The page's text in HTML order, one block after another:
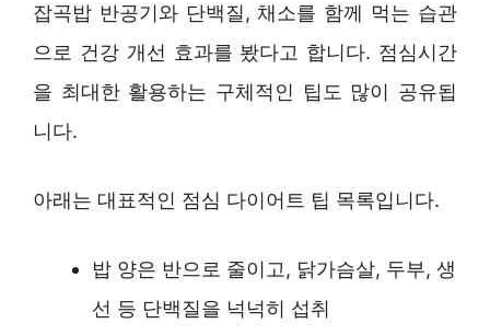
잡곡밥 반공기와 단백질, 채소를 함께 먹는 습관
으로 건강 개선 효과를 봤다고 합니다. 점심시간
을 최대한 활용하는 구체적인 팁도 많이 공유됩
니다.
아래는 대표적인 점심 다이어트 팁 목록입니다.
밥 양은 반으로 줄이고, 닭가슴살, 두부, 생
선 등 단백질을 넉넉히 섭취